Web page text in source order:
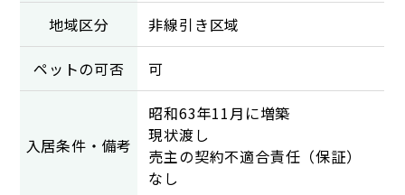
地域区分 非線引き区域
ペットの可否 可
入居条件・備考
昭和63年11月に増築
現状渡し
売主の契約不適合責任（保証）
なし